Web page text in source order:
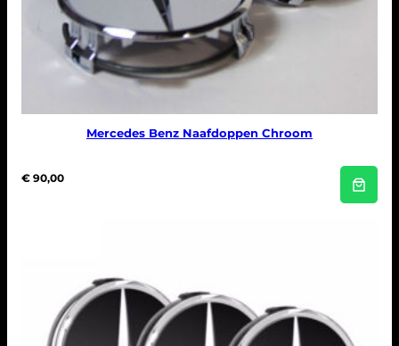
Mercedes Benz Naafdoppen Chroom
€ 90,00